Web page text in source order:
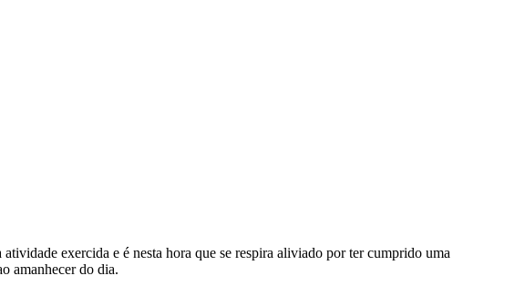
exercida e é nesta hora que se respira aliviado por ter cumprido uma
amanhecer do dia.